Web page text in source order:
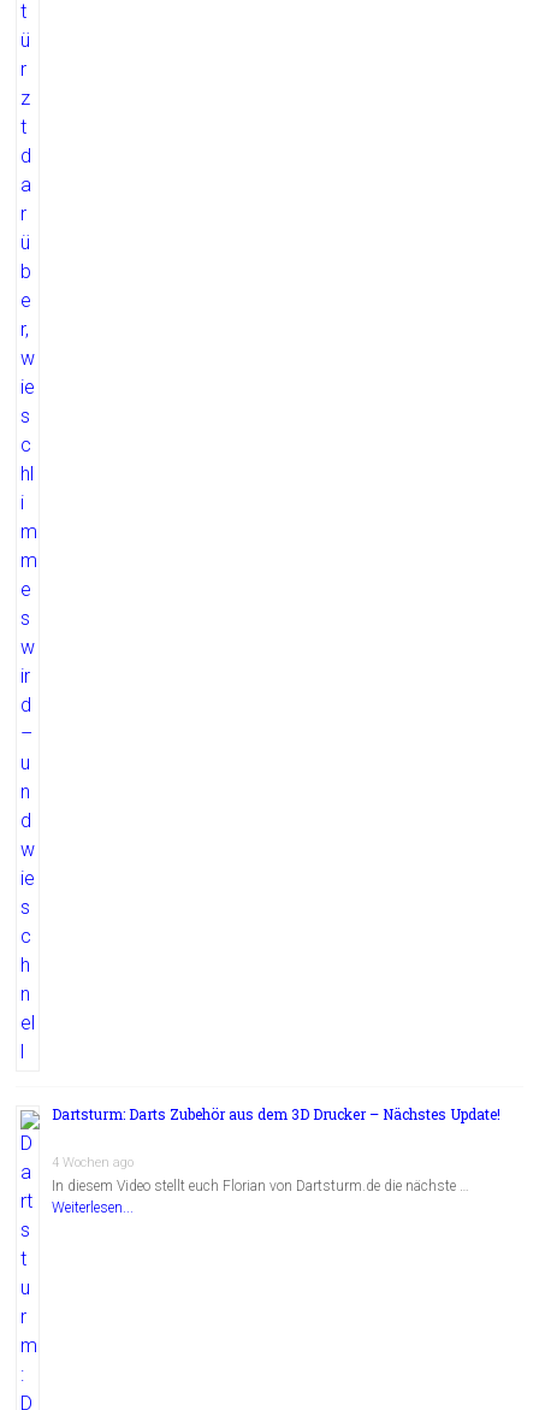
Dartsturm: Darts Zubehör aus dem 3D Drucker – Nächstes Update!
4 Wochen ago
In diesem Video stellt euch Florian von Dartsturm.de die nächste …
Weiterlesen...